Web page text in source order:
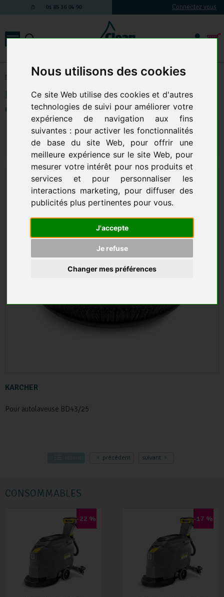
Nous utilisons des cookies
Ce site Web utilise des cookies et d'autres
technologies de suivi pour améliorer votre
expérience de navigation aux fins
suivantes : pour activer les fonctionnalités
de base du site Web, pour offrir une
meilleure expérience sur le site Web, pour
mesurer votre intérêt pour nos produits et
services et pour personnaliser les
interactions marketing, pour diffuser des
publicités plus pertinentes pour vous.
J'accepte
Je refuse
Changer mes préférences
01 85 36 04 90 Connectez vous
Matériel de nettoyage électrique-Autolaveuse-Accessoires autolaveuses
KARCHER
Pour autolaveuse BD43/25
Brosse nylon NOIRE D.43mm poils très
dur
:
405,48 € HT 486,58 € TTC
AJOUTER AU PANIER
précédent suivant
CONSOMMABLES
-22 % -17 %